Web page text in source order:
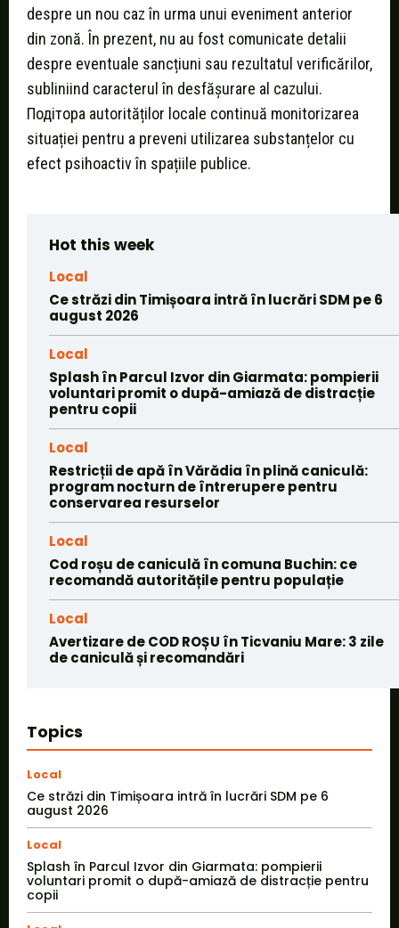
despre un nou caz în urma unui eveniment anterior
din zonă. În prezent, nu au fost comunicate detalii
despre eventuale sancțiuni sau rezultatul verificărilor,
subliniind caracterul în desfășurare al cazului.
Подiтора autorităților locale continuă monitorizarea
situației pentru a preveni utilizarea substanțelor cu
efect psihoactiv în spațiile publice.
Hot this week
Local
Ce străzi din Timișoara intră în lucrări SDM pe 6
august 2026
Local
Splash în Parcul Izvor din Giarmata: pompierii
voluntari promit o după-amiază de distracție
pentru copii
Local
Restricții de apă în Vărădia în plină caniculă:
program nocturn de întrerupere pentru
conservarea resurselor
Local
Cod roșu de caniculă în comuna Buchin: ce
recomandă autoritățile pentru populație
Local
Avertizare de COD ROȘU în Ticvaniu Mare: 3 zile
de caniculă și recomandări
Topics
Local
Ce străzi din Timișoara intră în lucrări SDM pe 6
august 2026
Local
Splash în Parcul Izvor din Giarmata: pompierii
voluntari promit o după-amiază de distracție pentru
copii